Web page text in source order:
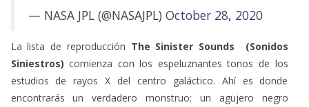
— NASA JPL (@NASAJPL) October 28, 2020
La lista de reproducción The Sinister Sounds (Sonidos
Siniestros) comienza con los espeluznantes tonos de los
estudios de rayos X del centro galáctico. Ahí es donde
encontrarás un verdadero monstruo: un agujero negro